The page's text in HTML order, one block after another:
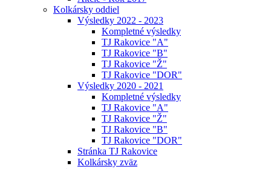
Kolkársky oddiel
Výsledky 2022 - 2023
Kompletné výsledky
TJ Rakovice "A"
TJ Rakovice "B"
TJ Rakovice "Ž"
TJ Rakovice "DOR"
Výsledky 2020 - 2021
Kompletné výsledky
TJ Rakovice "A"
TJ Rakovice "Ž"
TJ Rakovice "B"
TJ Rakovice "DOR"
Stránka TJ Rakovice
Kolkársky zväz